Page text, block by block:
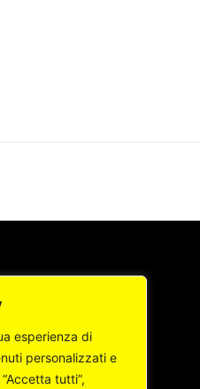
esperienza di
personalizzati e
tutti”,